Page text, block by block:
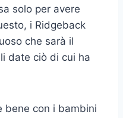
solo per avere
i Ridgeback
che sarà il
date ciò di cui ha
bene con i bambini